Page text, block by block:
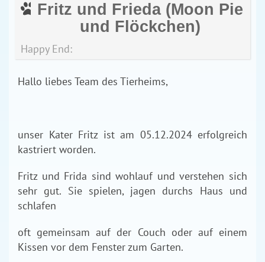
Fritz und Frieda (Moon Pie
und Flöckchen)
Happy End:
Hallo liebes Team des Tierheims,
unser Kater Fritz ist am 05.12.2024 erfolgreich
kastriert worden.
Fritz und Frida sind wohlauf und verstehen sich
sehr gut. Sie spielen, jagen durchs Haus und
schlafen
oft gemeinsam auf der Couch oder auf einem
Kissen vor dem Fenster zum Garten.